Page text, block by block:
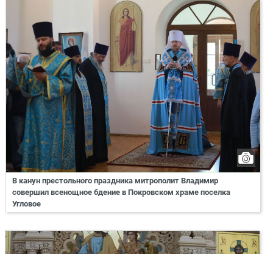
В канун престольного праздника митрополит Владимир
совершил всенощное бдение в Покровском храме поселка
Угловое